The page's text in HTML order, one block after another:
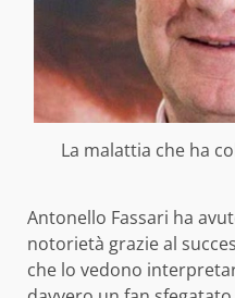
La malattia che ha
Antonello Fassari ha
notorietà grazie al
che lo vedono